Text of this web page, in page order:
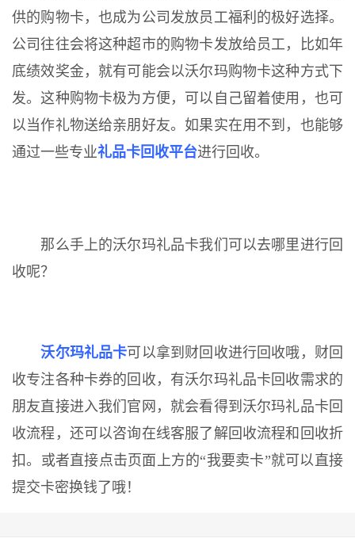
供的购物卡，也成为公司发放员工福利的极好选择。
公司往往会将这种超市的购物卡发放给员工，比如年
底绩效奖金，就有可能会以沃尔玛购物卡这种方式下
发。这种购物卡极为方便，可以自己留着使用，也可
以当作礼物送给亲朋好友。如果实在用不到，也能够
通过一些专业礼品卡回收平台进行回收。
那么手上的沃尔玛礼品卡我们可以去哪里进行回
收呢？
沃尔玛礼品卡可以拿到财回收进行回收哦，财回
收专注各种卡券的回收，有沃尔玛礼品卡回收需求的
朋友直接进入我们官网，就会看得到沃尔玛礼品卡回
收流程，还可以咨询在线客服了解回收流程和回收折
扣。或者直接点击页面上方的“我要卖卡”就可以直接
提交卡密换钱了哦！